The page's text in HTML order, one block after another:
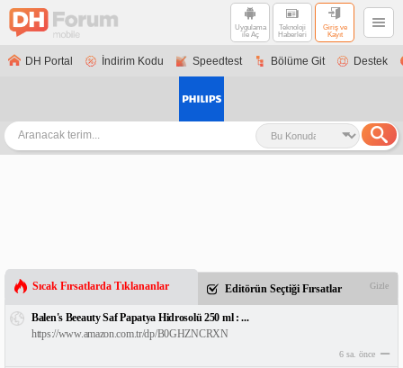
Uygulama
ile Aç
Teknoloji
Haberleri
Giriş ve
Kayıt
DH Portal İndirim Kodu Speedtest Bölüme Git Destek
Sıcak Fırsatlarda Tıklananlar Editörün Seçtiği Fırsatlar Gizle
Balen's Beeauty Saf Papatya Hidrosolü 250 ml : ...
https://www.amazon.com.tr/dp/B0GHZNCRXN
6 sa. önce